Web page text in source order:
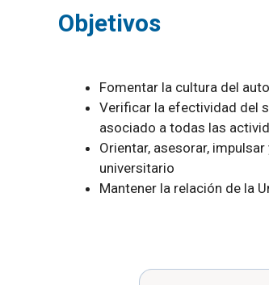
Objetivos
Fomentar la cultura del
Verificar la efectividad del
asociado a todas las
Orientar, asesorar,
universitario
Mantener la relación de la